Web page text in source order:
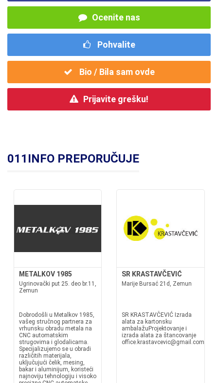
Ocenite nas
Pohvalite
Bio / Bila sam ovde
Prijavite grešku!
011INFO PREPORUČUJE
METALKOV 1985
Ugrinovački put 25. deo br.11,
Zemun
Dobrodošli u Metalkov 1985,
vašeg stručnog partnera za
vrhunsku obradu metala na
CNC automatskim
strugovima i glodalicama.
Specijalizujemo se u obradi
različitih materijala,
uključujući čelik, mesing,
bakar i aluminijum, koristeći
najnoviju tehnologiju i visoko
SR KRASTAVČEVIĆ
Marije Bursać 21d, Zemun
SR KRASTAVČEVIĆ Izrada
alata za kartonsku
ambalažuProjektovanje i
izrada alata za štancovanje
office.krastavcevic@gmail.com